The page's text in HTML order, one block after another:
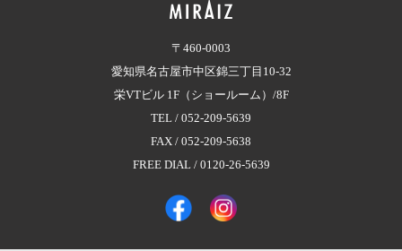
〒460-0003
愛知県名古屋市中区錦三丁目10-32
栄VTビル 1F（ショールーム）/8F
TEL / 052-209-5639
FAX / 052-209-5638
FREE DIAL / 0120-26-5639